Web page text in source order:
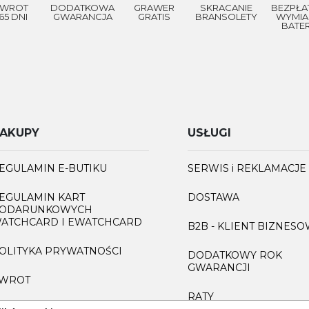
DNI
DODATKOWA
GWARANCJA
GRAWER
GRATIS
SKRACANIE
BRANSOLETY
E-BUTIKU
KART
I EWATCHCARD
PRYWATNOŚCI
USŁUGI
SERWIS i REKLAMACJE
DOSTAWA
B2B - KLIENT
DODATKOWY ROK
GWARANCJI
RATY